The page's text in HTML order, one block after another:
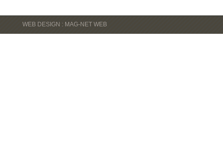
WEB DESIGN : MAG-NET WEB